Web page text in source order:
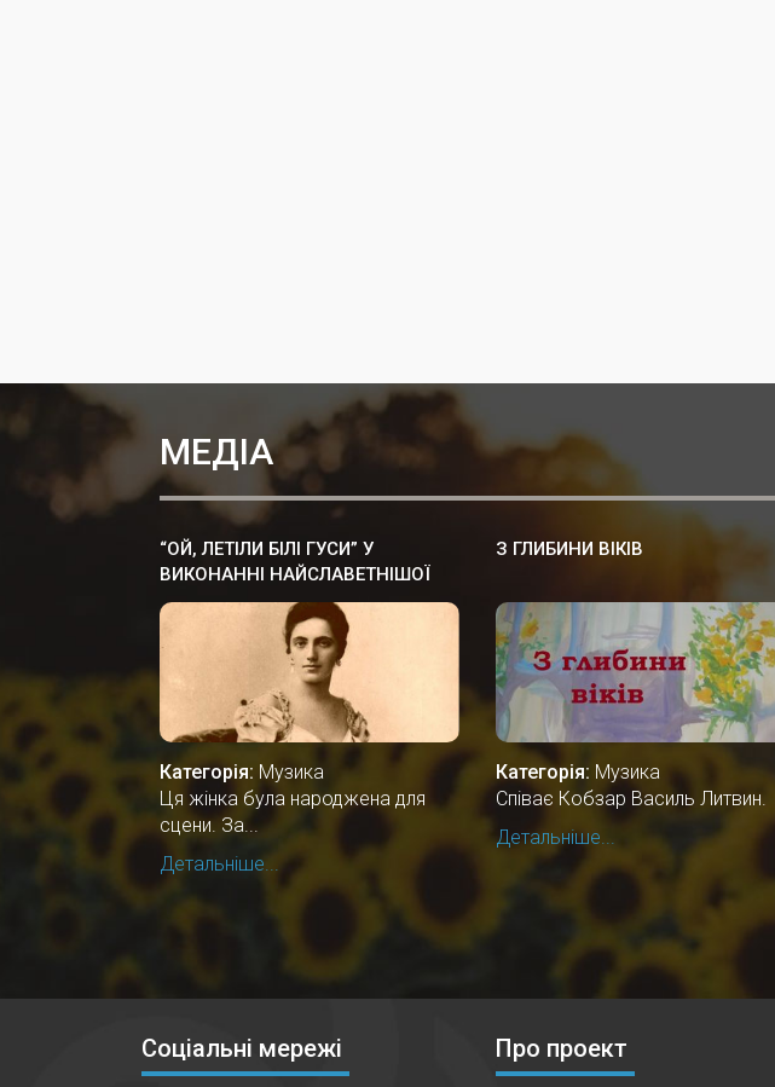
МЕДІА
“ОЙ, ЛЕТІЛИ БІЛІ ГУСИ” У
ВИКОНАННІ НАЙСЛАВЕТНІШОЇ
ОПЕРНОЇ СПІВАЧКИ СОЛОМIЇ
КРУШЕЛЬНИЦЬКОЇ
Категорія: Музика
Ця жінка була народжена для
сцени. За...
Детальніше...
З ГЛИБИНИ ВІКІВ
Категорія: Музика
Співає Кобзар Василь Литвин.
Детальніше...
Соціальні мережі Про проект